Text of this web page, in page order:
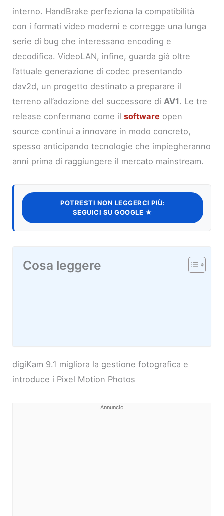
interno. HandBrake perfeziona la compatibilità
con i formati video moderni e corregge una lunga
serie di bug che interessano encoding e
decodifica. VideoLAN, infine, guarda già oltre
l’attuale generazione di codec presentando
dav2d, un progetto destinato a preparare il
terreno all’adozione del successore di AV1. Le tre
release confermano come ilsoftware open
source continui a innovare in modo concreto,
spesso anticipando tecnologie che impiegheranno
anni prima di raggiungere il mercato mainstream.
POTRESTI NON LEGGERCI PIÙ:
SEGUICI SU GOOGLE ★
Cosa leggere
digiKam 9.1 migliora la gestione fotografica e
introduce i Pixel Motion Photos
Annuncio